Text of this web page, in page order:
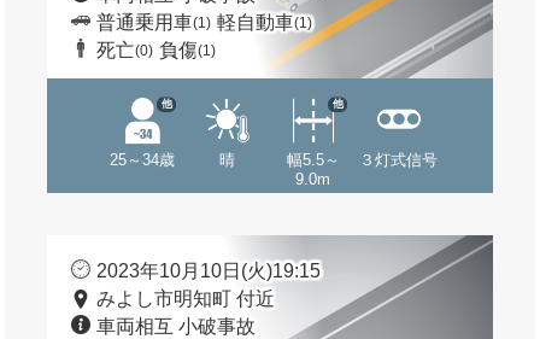
普通乗用車(1) 軽自動車(1)
死亡(0) 負傷(1)
25～34歳
他
晴
幅5.5～
9.0m
他
３灯式信号
2023年10月10日(火)19:15
みよし市明知町 付近
車両相互 小破事故